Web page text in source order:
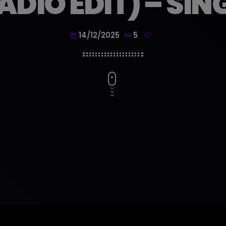
today 14/12/2025 5